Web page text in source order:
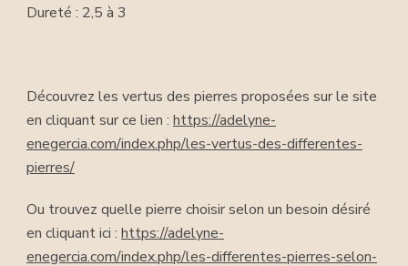
Dureté : 2,5 à 3
Découvrez les vertus des pierres proposées sur le site
en cliquant sur ce lien : https://adelyne-
enegercia.com/index.php/les-vertus-des-differentes-
pierres/
Ou trouvez quelle pierre choisir selon un besoin désiré
en cliquant ici : https://adelyne-
enegercia.com/index.php/les-differentes-pierres-selon-